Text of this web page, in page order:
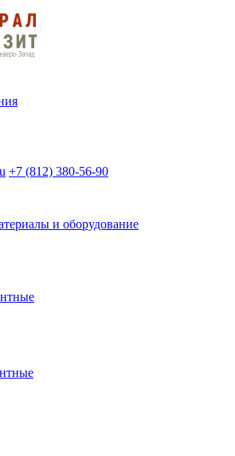
+7 (812) 380-56-90
и оборудование